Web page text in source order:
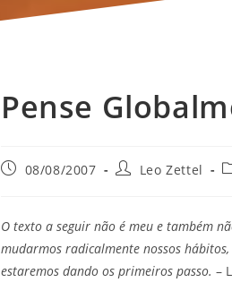
Pense
08/08/2007 Leo Zettel
O texto a seguir não é meu e também
mudarmos radicalmente nossos
estaremos dando os primeiros passo. –